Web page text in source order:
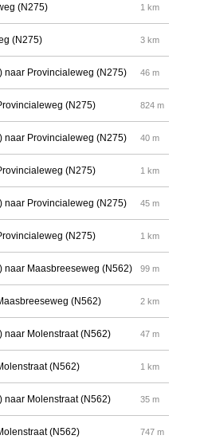
(N275) 1 km
(N275) 3 km
naar Provincialeweg (N275) 46 m
(N275) 824 m
naar Provincialeweg (N275) 40 m
(N275) 1 km
naar Provincialeweg (N275) 45 m
(N275) 1 km
naar Maasbreeseweg (N562) 99 m
(N562) 2 km
naar Molenstraat (N562) 47 m
(N562) 1 km
naar Molenstraat (N562) 35 m
(N562) 747 m